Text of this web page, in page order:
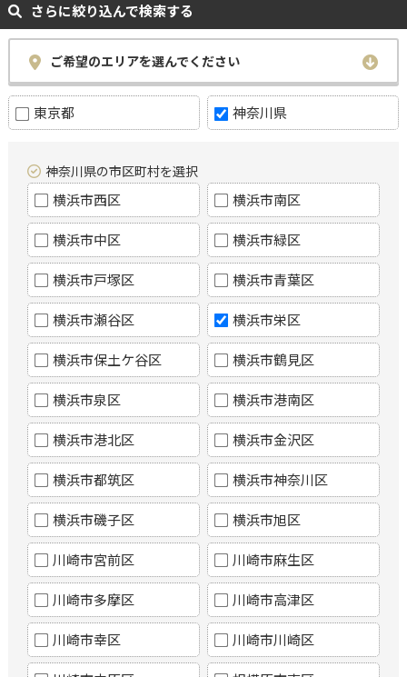
さらに絞り込んで検索する
ご希望のエリアを選んでください
東京都 神奈川県
神奈川県の市区町村を選択
横浜市西区 横浜市南区
横浜市中区 横浜市緑区
横浜市戸塚区 横浜市青葉区
横浜市瀬谷区 横浜市栄区
横浜市保土ケ谷区 横浜市鶴見区
横浜市泉区 横浜市港南区
横浜市港北区 横浜市金沢区
横浜市都筑区 横浜市神奈川区
横浜市磯子区 横浜市旭区
川崎市宮前区 川崎市麻生区
川崎市多摩区 川崎市高津区
川崎市幸区 川崎市川崎区